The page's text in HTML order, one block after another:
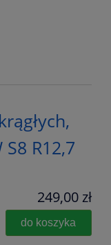
R12,7
249,00 zł
do koszyka